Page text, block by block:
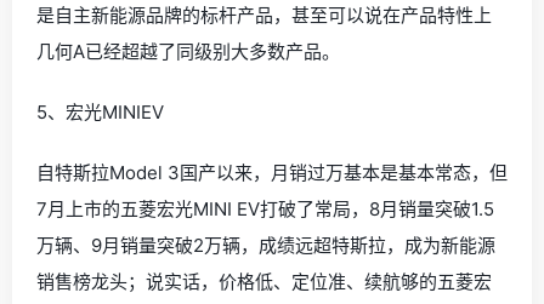
是自主新能源品牌的标杆产品，甚至可以说在产品特性上
几何A已经超越了同级别大多数产品。
5、宏光MINIEV
自特斯拉Model 3国产以来，月销过万基本是基本常态，但
7月上市的五菱宏光MINI EV打破了常局，8月销量突破1.5
万辆、9月销量突破2万辆，成绩远超特斯拉，成为新能源
销售榜龙头；说实话，价格低、定位准、续航够的五菱宏